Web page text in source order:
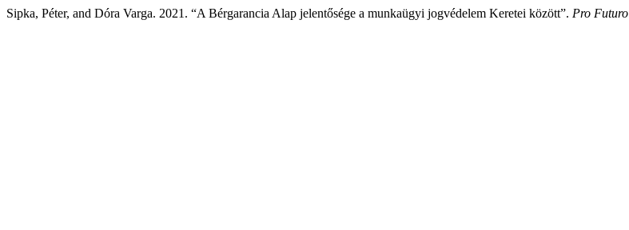
Sipka, Péter, and Dóra Varga. 2021. “A Bérgarancia Alap jelentősége a munkaügyi jogvédelem Keretei között”. Pro Futuro